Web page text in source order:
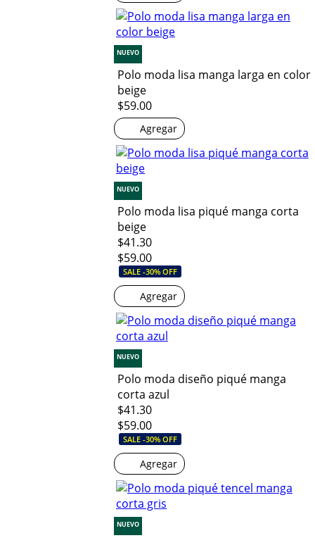
NUEVO
Polo moda lisa manga larga en color
beige
$59.00
Agregar
NUEVO
Polo moda lisa piqué manga corta
beige
$41.30
$59.00
SALE -30% OFF
Agregar
NUEVO
Polo moda diseño piqué manga
corta azul
$41.30
$59.00
SALE -30% OFF
Agregar
NUEVO